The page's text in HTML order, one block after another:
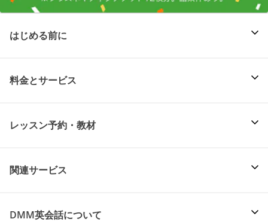
はじめる前に
料金とサービス
レッスン予約・教材
関連サービス
DMM英会話について